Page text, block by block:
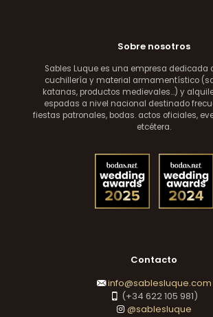
Sobre nosotros
Sables Luque es una empresa dedicada
cuchillería y material armamentístico
katanas, productos medievales...) y
espadas a nivel nacional destinado
fiestas patronales, bodas. actos oficiales,
etcétera.
Contacto
info@sablesluque.com
(+34 622 105 981)
@sablesluque